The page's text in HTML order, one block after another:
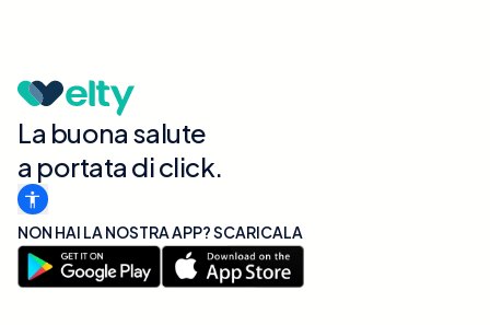
La buona salute
a portata di click.
NON HAI LA NOSTRA APP? SCARICALA